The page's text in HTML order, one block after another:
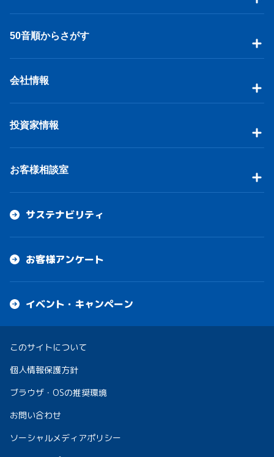
50音順からさがす
会社情報
投資家情報
お客様相談室
サステナビリティ
お客様アンケート
イベント・キャンペーン
このサイトについて
個人情報保護方針
ブラウザ・OSの推奨環境
お問い合わせ
ソーシャルメディアポリシー